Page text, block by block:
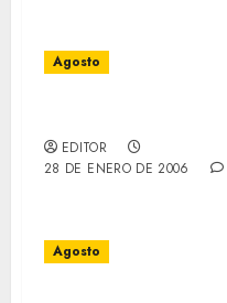
Agosto
EDITOR
28 DE ENERO DE 2006
Agosto